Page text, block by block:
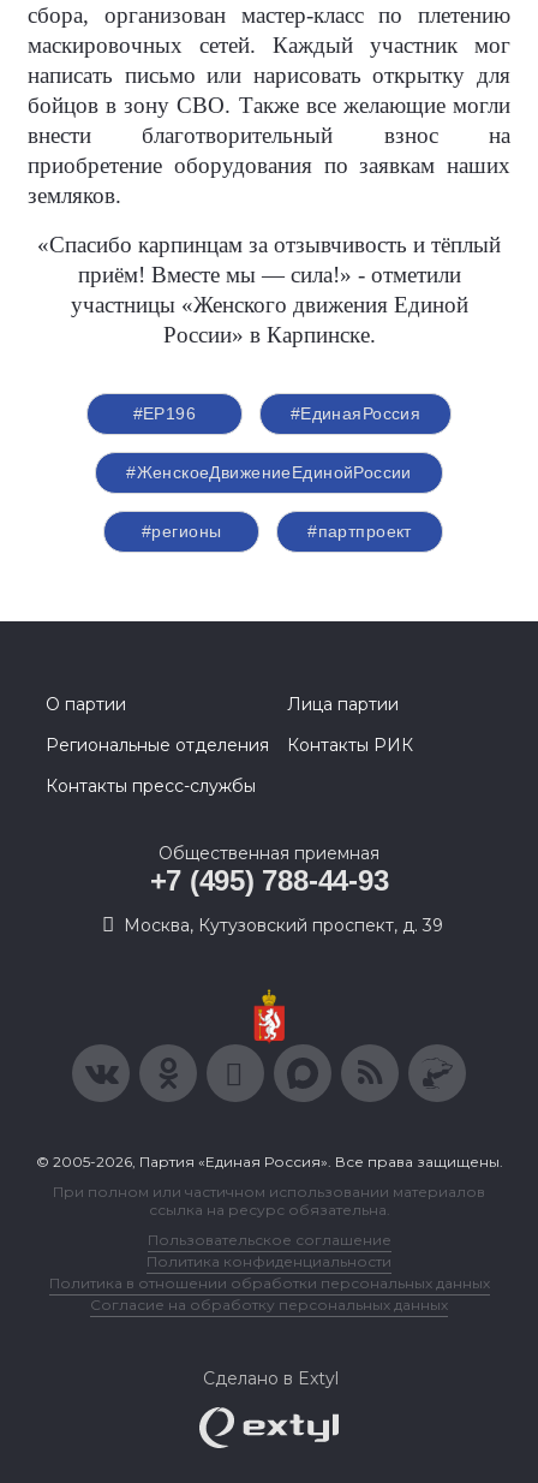
сбора, организован мастер-класс по плетению
маскировочных сетей. Каждый участник мог
написать письмо или нарисовать открытку для
бойцов в зону СВО. Также все желающие могли
внести благотворительный взнос на
приобретение оборудования по заявкам наших
земляков.
«Спасибо карпинцам за отзывчивость и тёплый
приём! Вместе мы — сила!» - отметили
участницы «Женского движения Единой
России» в Карпинске.
#ЕР196 #‎ЕдинаяРоссия
#ЖенскоеДвижениеЕдинойРоссии
#регионы #партпроект
О партии
Лица партии
Региональные отделения
Контакты РИК
Контакты пресс-службы
Общественная приемная
+7 (495) 788-44-93
Москва, Кутузовский проспект, д. 39
© 2005-2026, Партия «Единая Россия». Все права защищены.
При полном или частичном использовании материалов
ссылка на ресурс обязательна.
Пользовательское соглашение
Политика конфиденциальности
Политика в отношении обработки персональных данных
Согласие на обработку персональных данных
Сделано в Extyl